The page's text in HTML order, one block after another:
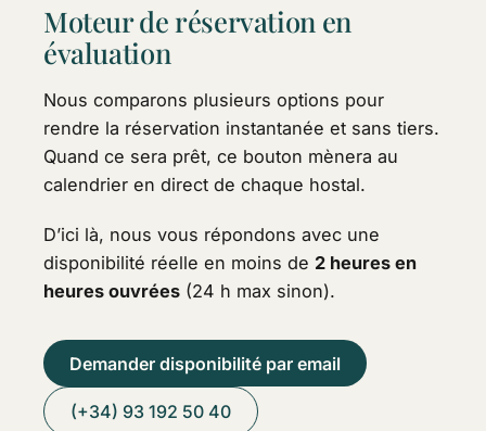
Moteur de réservation en
évaluation
Nous comparons plusieurs options pour
rendre la réservation instantanée et sans tiers.
Quand ce sera prêt, ce bouton mènera au
calendrier en direct de chaque hostal.
D’ici là, nous vous répondons avec une
disponibilité réelle en moins de 2 heures en
heures ouvrées (24 h max sinon).
Demander disponibilité par email
(+34) 93 192 50 40